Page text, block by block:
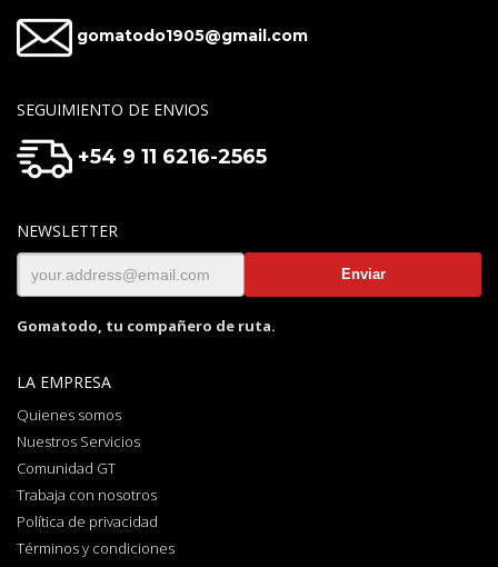
gomatodo1905@gmail.com
SEGUIMIENTO DE ENVIOS
+54 9 11 6216-2565
NEWSLETTER
Gomatodo, tu compañero de ruta.
LA EMPRESA
Quienes somos
Nuestros Servicios
Comunidad GT
Trabaja con nosotros
Política de privacidad
Términos y condiciones